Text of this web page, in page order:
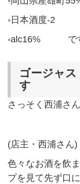
◦日本酒度-2
◦alc16% で
ゴージャ
す
さっそく西浦さ
(店主・西浦さん)
色々なお酒を飲
プを見て先ず口